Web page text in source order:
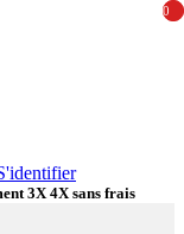
3X 4X sans frais
0
0